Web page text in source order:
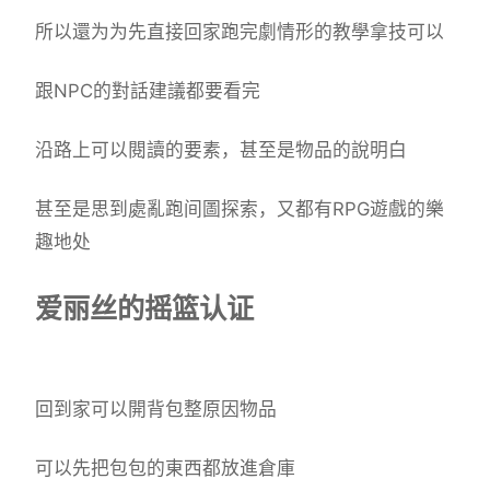
所以還为为先直接回家跑完劇情形的教學拿技可以
跟NPC的對話建議都要看完
沿路上可以閱讀的要素，甚至是物品的說明白
甚至是思到處亂跑间圖探索，又都有RPG遊戲的樂
趣地处
爱丽丝的摇篮认证
回到家可以開背包整原因物品
可以先把包包的東西都放進倉庫